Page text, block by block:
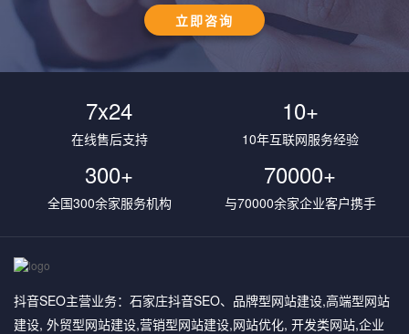
立即咨询
7x24
在线售后支持
10+
10年互联网服务经验
300+
全国300余家服务机构
70000+
与70000余家企业客户携手
抖音SEO主营业务：石家庄抖音SEO、品牌型网站建设,高端型网站
建设, 外贸型网站建设,营销型网站建设,网站优化, 开发类网站,企业